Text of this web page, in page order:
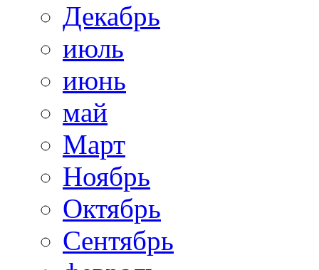
Декабрь
июль
июнь
май
Март
Ноябрь
Октябрь
Сентябрь